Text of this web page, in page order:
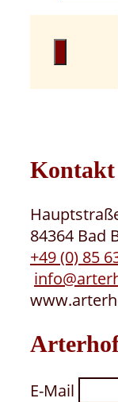
Kontakt
84364 Bad
+49 (0) 85
E-Mail